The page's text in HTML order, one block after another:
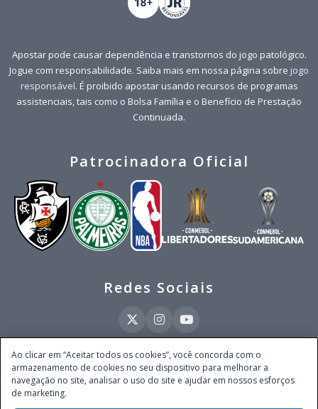
Apostar pode causar dependência e transtornos do jogo patológico.
Jogue com responsabilidade. Saiba mais em nossa página sobre jogo
responsável. É proibido apostar usando recursos de programas
assistenciais, tais como o Bolsa Família e o Benefício de Prestação
Continuada.
Patrocinadora Oficial
Redes Sociais
Este site é operado pela Ventmear Brasil LTDA (CNPJ 52.868.380/0001-84), com
endereço na Avenida Brigadeiro Faria Lima, nº 4.055, 3º andar, Itaim Bibi, no
Município de São Paulo, Estado de São Paulo, CEP 04538-133, Brasil - empresa
Ao clicar em “Aceitar todos os cookies”, você concorda com o
armazenamento de cookies no seu dispositivo para melhorar a
navegação no site, analisar o uso do site e ajudar em nossos esforços
de marketing.